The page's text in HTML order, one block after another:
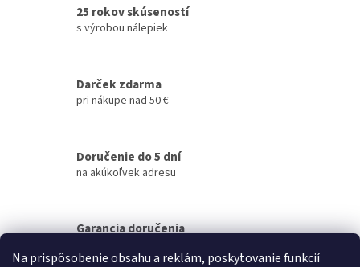
Na prispôsobenie obsahu a reklám, poskytovanie funkcií
25 rokov skúseností
s výrobou nálepiek
Darček zdarma
pri nákupe nad 50 €
Doručenie do 5 dní
na akúkoľvek adresu
Garancia doručenia